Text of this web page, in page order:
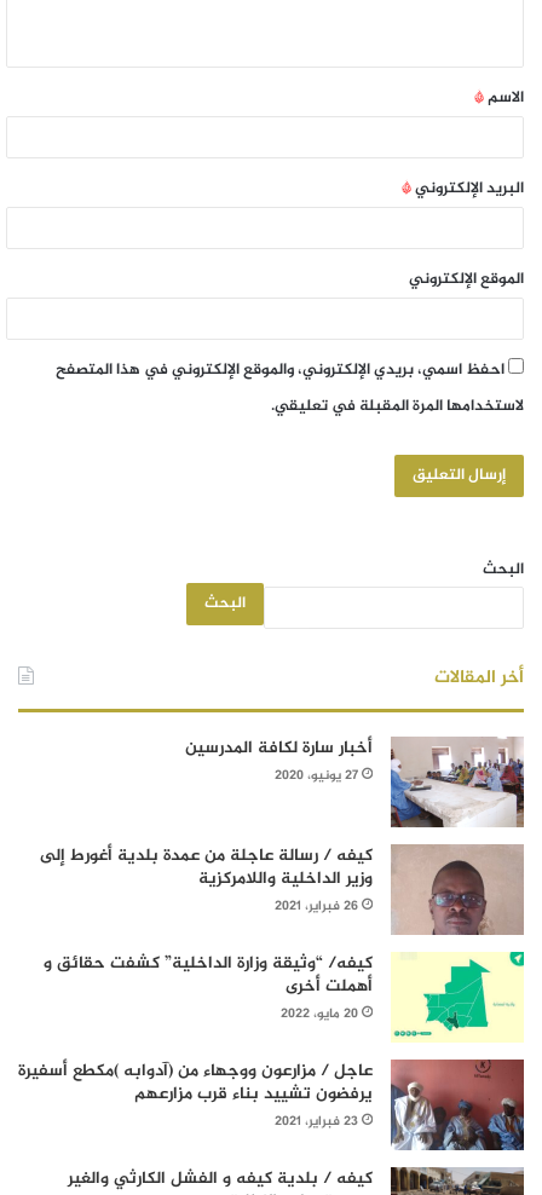
الاسم*
البريد الإلكتروني*
الموقع الإلكتروني
احفظ اسمي، بريدي الإلكتروني، والموقع الإلكتروني في هذا المتصفح
لاستخدامها المرة المقبلة في تعليقي.
البحث
البحث
أخر المقالات
أخبار سارة لكافة المدرسين
27 يونيو، 2020
كيفه / رسالة عاجلة من عمدة بلدية أغورط إلى
وزير الداخلية واللامركزية
26 فبراير، 2021
كيفه/ “وثيقة وزارة الداخلية” كشفت حقائق و
أهملت أخرى
20 مايو، 2022
عاجل / مزارعون ووجهاء من (آدوابه )مكطع أسفيرة
يرفضون تشييد بناء قرب مزارعهم
23 فبراير، 2021
كيفه / بلدية كيفه و الفشل الكارثي والغير